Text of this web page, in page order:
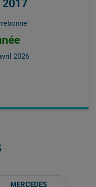
2017
2026
MERCEDES